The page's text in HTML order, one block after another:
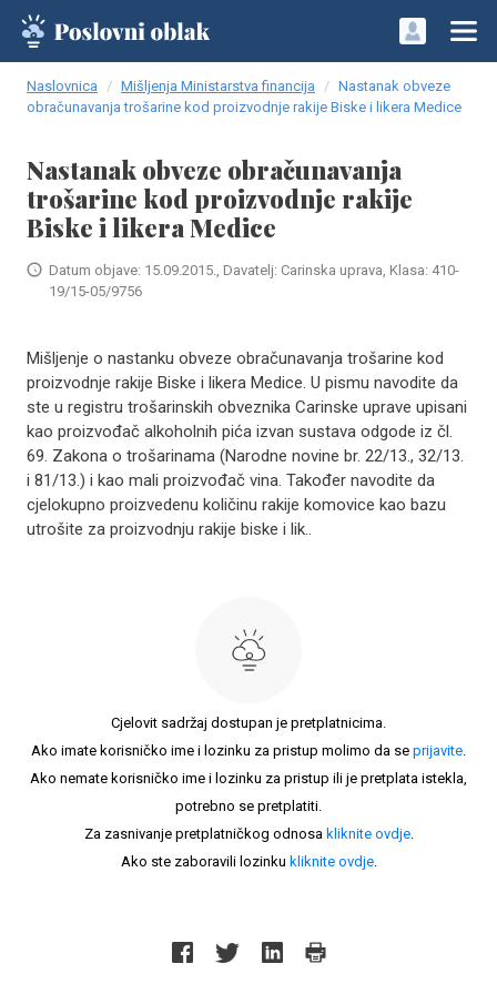
Naslovnica Mišljenja Ministarstva financija
Nastanak obveze
obračunavanja trošarine kod proizvodnje rakije Biske i likera Medice
Nastanak obveze obračunavanja
trošarine kod proizvodnje rakije
Biske i likera Medice
Datum objave: 15.09.2015., Davatelj: Carinska uprava, Klasa: 410-
19/15-05/9756
Mišljenje o nastanku obveze obračunavanja trošarine kod
proizvodnje rakije Biske i likera Medice. U pismu navodite da
ste u registru trošarinskih obveznika Carinske uprave upisani
kao proizvođač alkoholnih pića izvan sustava odgode iz čl.
69. Zakona o trošarinama (Narodne novine br. 22/13., 32/13.
i 81/13.) i kao mali proizvođač vina. Također navodite da
cjelokupno proizvedenu količinu rakije komovice kao bazu
utrošite za proizvodnju rakije biske i lik..
Cjelovit sadržaj dostupan je pretplatnicima.
Ako imate korisničko ime i lozinku za pristup molimo da se prijavite.
Ako nemate korisničko ime i lozinku za pristup ili je pretplata istekla,
potrebno se pretplatiti.
Za zasnivanje pretplatničkog odnosa kliknite ovdje.
Ako ste zaboravili lozinku kliknite ovdje.